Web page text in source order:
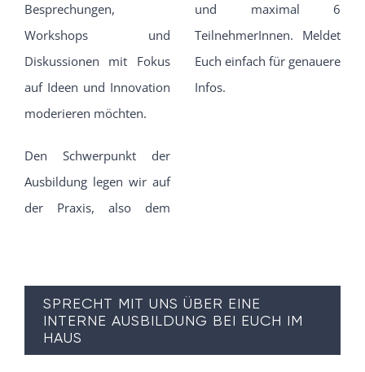
Besprechungen,
Workshops und
Diskussionen mit Fokus
auf Ideen und Innovation
moderieren möchten.
Den Schwerpunkt der
Ausbildung legen wir auf
der Praxis, also dem
und maximal 6
TeilnehmerInnen. Meldet
Euch einfach für genauere
Infos.
SPRECHT MIT UNS ÜBER EINE
INTERNE AUSBILDUNG BEI EUCH IM
HAUS